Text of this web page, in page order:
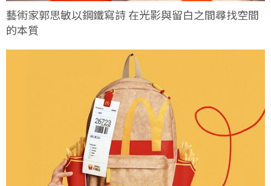
藝術家郭思敏以鋼鐵寫詩 在光影與留白之間尋找空間
的本質